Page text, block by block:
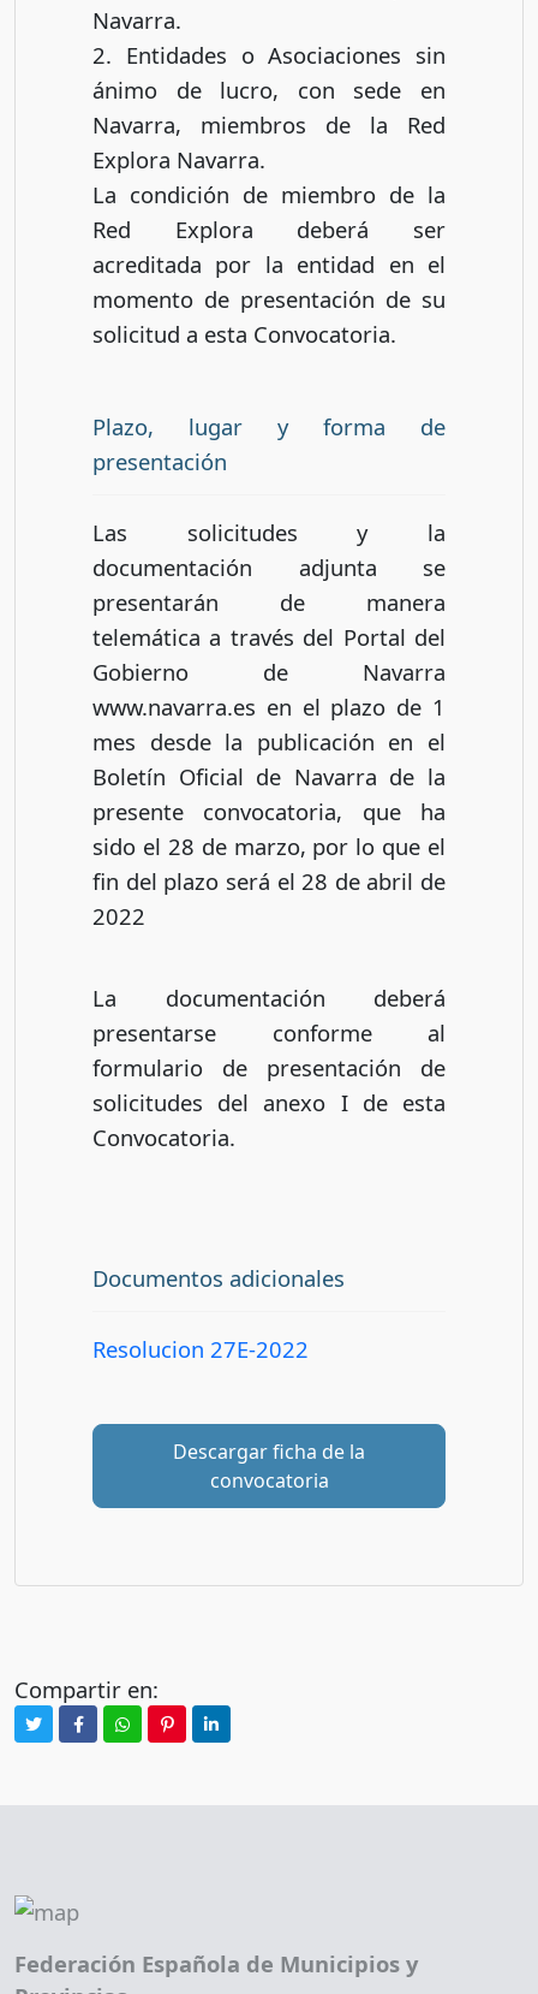
Navarra.
2. Entidades o Asociaciones sin
ánimo de lucro, con sede en
Navarra, miembros de la Red
Explora Navarra.
La condición de miembro de la
Red Explora deberá ser
acreditada por la entidad en el
momento de presentación de su
solicitud a esta Convocatoria.
Plazo, lugar y forma de
presentación
Las solicitudes y la
documentación adjunta se
presentarán de manera
telemática a través del Portal del
Gobierno de Navarra
www.navarra.es en el plazo de 1
mes desde la publicación en el
Boletín Oficial de Navarra de la
presente convocatoria, que ha
sido el 28 de marzo, por lo que el
fin del plazo será el 28 de abril de
2022
La documentación deberá
presentarse conforme al
formulario de presentación de
solicitudes del anexo I de esta
Convocatoria.
Documentos adicionales
Resolucion 27E-2022
Descargar ficha de la
convocatoria
Compartir en:
Federación Española de Municipios y